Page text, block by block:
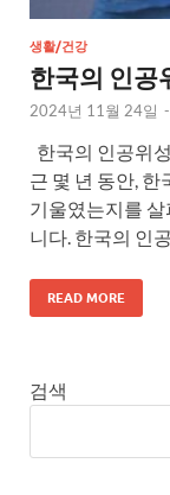
생활/건강
한국의 인공
2024년 11월 24일 -
한국의 인공위
근 몇 년 동안,
기울였는지를
니다. 한국의 인
READ MORE
검색